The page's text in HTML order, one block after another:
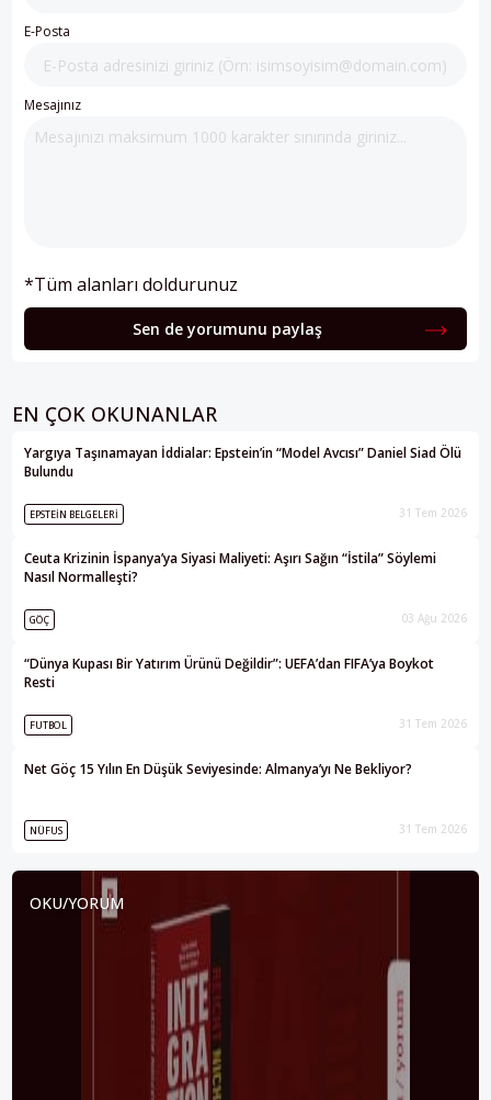
E-Posta
Mesajınız
*Tüm alanları doldurunuz
Sen de yorumunu paylaş
EN ÇOK OKUNANLAR
Yargıya Taşınamayan İddialar: Epstein’in “Model Avcısı” Daniel Siad Ölü
Bulundu
EPSTEIN BELGELERI 31 Tem 2026
Ceuta Krizinin İspanya’ya Siyasi Maliyeti: Aşırı Sağın “İstila” Söylemi
Nasıl Normalleşti?
GÖÇ 03 Ağu 2026
“Dünya Kupası Bir Yatırım Ürünü Değildir”: UEFA’dan FIFA’ya Boykot
Resti
FUTBOL 31 Tem 2026
Net Göç 15 Yılın En Düşük Seviyesinde: Almanya’yı Ne Bekliyor?
NÜFUS 31 Tem 2026
OKU/YORUM